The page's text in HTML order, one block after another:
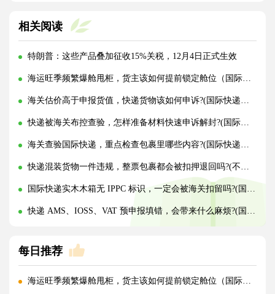
相关阅读
特朗普：这些产品叠加征收15%关税，12月4日正式生效
海运旺季频繁爆舱甩柜，货主该如何提前锁定舱位（国际海运干货知识分享）
海关估价高于申报货值，快递货物该如何申诉?(国际快递干货知识分享)
快递被海关布控查验，怎样准备材料快速申诉解封?(国际快递干货知识分享)
海关查验国际快递，重点检查包裹里哪些内容?(国际快递干货知识分享)
快递混装货物一件违规，整票包裹都会被扣押退回吗?(不清楚的外贸人看过来)
国际快递实木木箱无 IPPC 标识，一定会被海关扣留吗?(国际快递干货知识分享)
快递 AMS、IOSS、VAT 预申报填错，会带来什么麻烦?(国际快递干货知识分享)
每日推荐
海运旺季频繁爆舱甩柜，货主该如何提前锁定舱位（国际海运干货知识分享）